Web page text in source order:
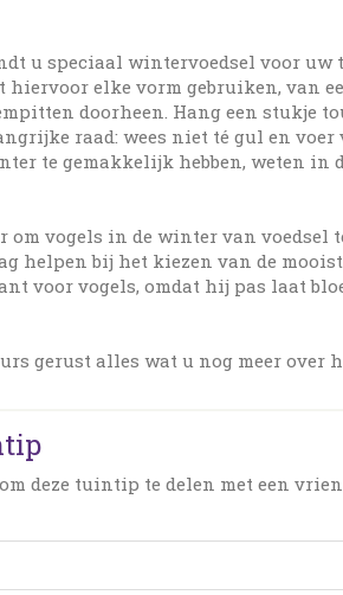
u speciaal wintervoedsel voor uw
hiervoor elke vorm gebruiken, van
doorheen. Hang een stukje
raad: wees niet té gul en
te gemakkelijk hebben, weten in
vogels in de winter van voedsel
helpen bij het kiezen van de
voor vogels, omdat hij pas laat
gerust alles wat u nog meer over
deze tuintip te delen met een